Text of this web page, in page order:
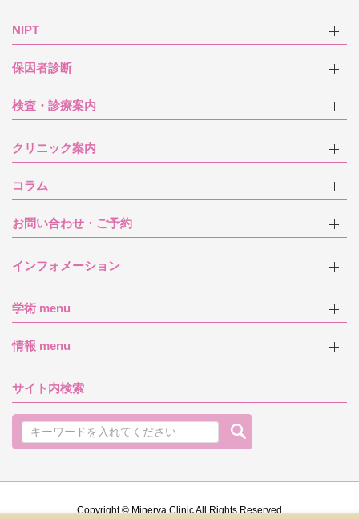
NIPT
保因者診断
検査・診療案内
クリニック案内
コラム
お問い合わせ・ご予約
インフォメーション
学術 menu
情報 menu
サイト内検索
Copyright © Minerva Clinic All Rights Reserved